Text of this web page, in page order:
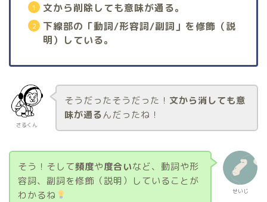
文から削除しても意味が通る。
下線部の「動詞/形容詞/副詞」を修飾（説
明）している。
さるくん
そうだったそうだった！ 文から消しても意
味が通るんだったね！
せいじ
そう！そして頻度や度合いなど、動詞や形
容詞、副詞を修飾（説明）していることが
わかるね